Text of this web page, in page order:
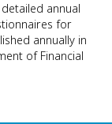
annual
for
annually in
of Financial